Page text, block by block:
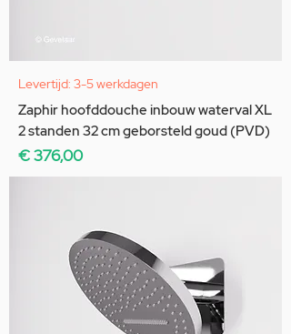
Levertijd: 3-5 werkdagen
Zaphir hoofddouche inbouw waterval XL
2 standen 32 cm geborsteld goud (PVD)
Prijs
€ 376,00